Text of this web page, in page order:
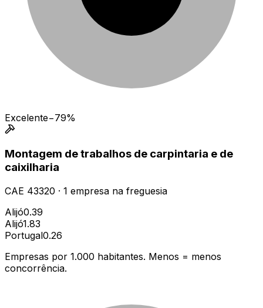
Excelente−79%
Montagem de trabalhos de carpintaria e de
caixilharia
CAE 43320 · 1 empresa na freguesia
Alijó0.39
Alijó1.83
Portugal0.26
Empresas por 1.000 habitantes. Menos = menos
concorrência.